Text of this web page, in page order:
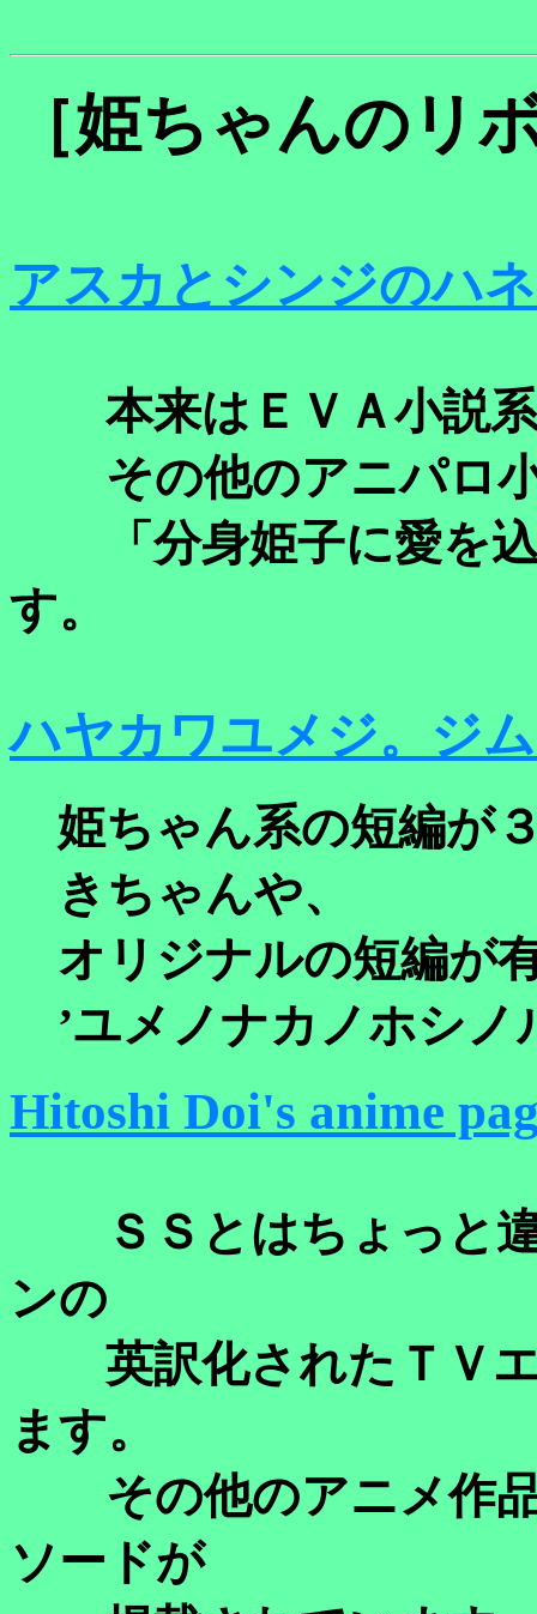
［姫ちゃんのリ
アスカとシンジのハ
本来はＥＶＡ小説系
その他のアニパロ小
「分身姫子に愛を込
す。
ハヤカワユメジ。ジ
姫ちゃん系の短編が
きちゃんや、
オリジナルの短編が
’ユメノナカノホシノ
Hitoshi Doi's anime
ＳＳとはちょっと違
ンの
英訳化されたＴＶエ
ます。
その他のアニメ作品
ソードが